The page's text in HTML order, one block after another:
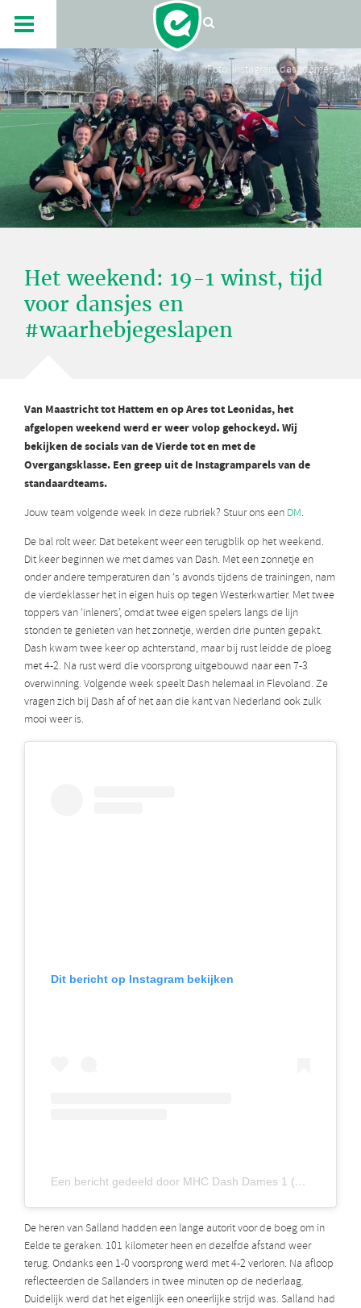
Foto: Instagram dashdames_1
Het weekend: 19-1 winst, tijd
voor dansjes en
#waarhebjegeslapen
Van Maastricht tot Hattem en op Ares tot Leonidas, het
afgelopen weekend werd er weer volop gehockeyd. Wij
bekijken de socials van de Vierde tot en met de
Overgangsklasse. Een greep uit de Instagramparels van de
standaardteams.
Jouw team volgende week in deze rubriek? Stuur ons een DM.
De bal rolt weer. Dat betekent weer een terugblik op het weekend.
Dit keer beginnen we met dames van Dash. Met een zonnetje en
onder andere temperaturen dan ‘s avonds tijdens de trainingen, nam
de vierdeklasser het in eigen huis op tegen Westerkwartier. Met twee
toppers van ‘inleners’, omdat twee eigen spelers langs de lijn
stonden te genieten van het zonnetje, werden drie punten gepakt.
Dash kwam twee keer op achterstand, maar bij rust leidde de ploeg
met 4-2. Na rust werd die voorsprong uitgebouwd naar een 7-3
overwinning. Volgende week speelt Dash helemaal in Flevoland. Ze
vragen zich bij Dash af of het aan die kant van Nederland ook zulk
mooi weer is.
Dit bericht op Instagram bekijken
Een bericht gedeeld door MHC Dash Dames 1 (@dashdames_1)
De heren van Salland hadden een lange autorit voor de boeg om in
Eelde te geraken. 101 kilometer heen en dezelfde afstand weer
terug. Ondanks een 1-0 voorsprong werd met 4-2 verloren. Na afloop
reflecteerden de Sallanders in twee minuten op de nederlaag.
Duidelijk werd dat het eigenlijk een oneerlijke strijd was. Salland had